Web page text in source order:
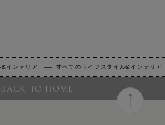
インテリア すべてのライフスタイル&インテリア
BACK TO HOME